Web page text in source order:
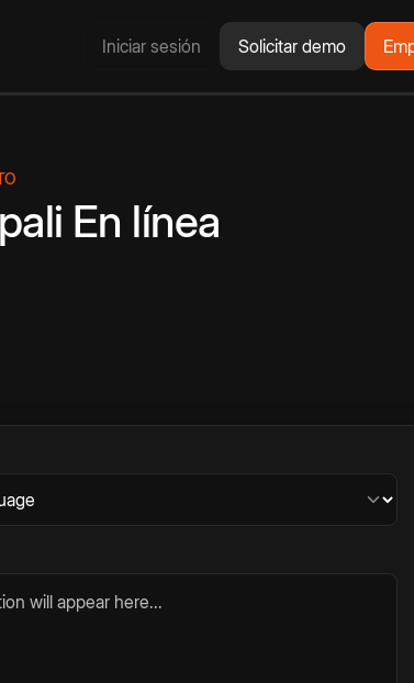
Iniciar sesión Solicitar demo
En línea
will appear here...